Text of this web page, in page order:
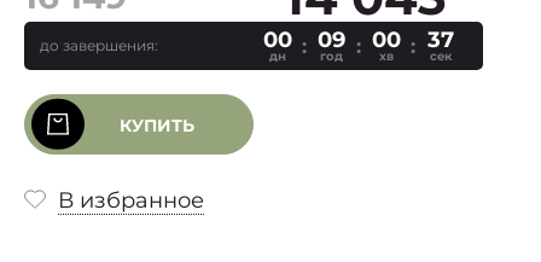
до завершения: 00
дн
09
год
00
хв
37
сек
КУПИТЬ
В избранное